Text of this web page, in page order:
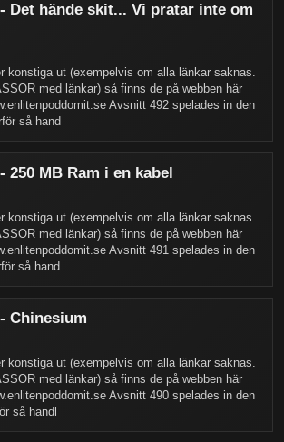
- Det hände skit... Vi pratar inte om
konstiga ut (exempelvis om alla länkar saknas.
med länkar) så finns de på webben här
Avsnitt 492 spelades in den
så hand
250 MB Ram i en kabel
konstiga ut (exempelvis om alla länkar saknas.
med länkar) så finns de på webben här
Avsnitt 491 spelades in den
så hand
Chinesium
konstiga ut (exempelvis om alla länkar saknas.
med länkar) så finns de på webben här
Avsnitt 490 spelades in den
så handl